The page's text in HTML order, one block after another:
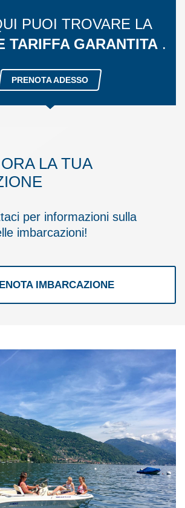
PUOI TROVARE LA
TARIFFA GARANTITA .
PRENOTA ADESSO
LA TUA
per informazioni sulla
imbarcazioni!
IMBARCAZIONE